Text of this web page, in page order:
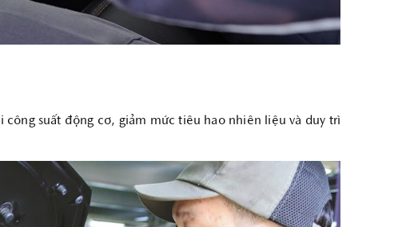
suất động cơ, giảm mức tiêu hao nhiên liệu và duy trì